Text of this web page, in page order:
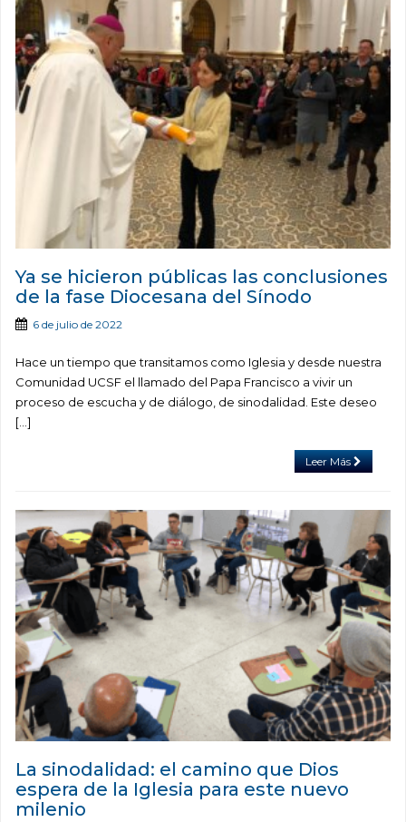
Ya se hicieron públicas las conclusiones
de la fase Diocesana del Sínodo
6 de julio de 2022
Hace un tiempo que transitamos como Iglesia y desde nuestra
Comunidad UCSF el llamado del Papa Francisco a vivir un
proceso de escucha y de diálogo, de sinodalidad. Este deseo
[…]
Leer Más
La sinodalidad: el camino que Dios
espera de la Iglesia para este nuevo
milenio